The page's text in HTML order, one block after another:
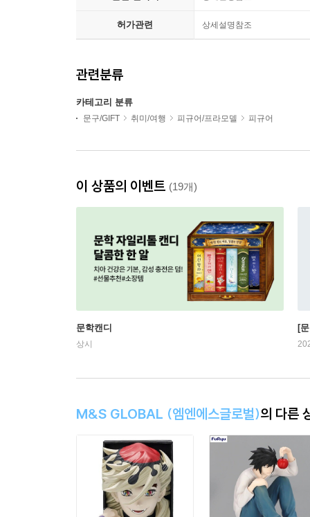
허가관련 상세설명참조
관련분류
카테고리 분류
문구/GIFT 취미/여행 피규어/프라모델 피규어
이 상품의 이벤트 (19개)
문학캔디
상시
[
M&S GLOBAL (엠엔에스글로벌)의 다른